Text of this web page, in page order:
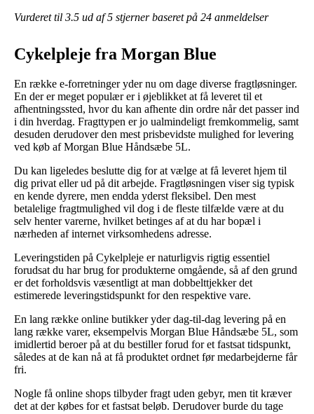
Vurderet til 3.5 ud af 5 stjerner baseret på 24 anmeldelser
Cykelpleje fra Morgan Blue
En række e-forretninger yder nu om dage diverse fragtløsninger.
En der er meget populær er i øjeblikket at få leveret til et
afhentningssted, hvor du kan afhente din ordre når det passer ind
i din hverdag. Fragttypen er jo ualmindeligt fremkommelig, samt
desuden derudover den mest prisbevidste mulighed for levering
ved køb af Morgan Blue Håndsæbe 5L.
Du kan ligeledes beslutte dig for at vælge at få leveret hjem til
dig privat eller ud på dit arbejde. Fragtløsningen viser sig typisk
en kende dyrere, men endda yderst fleksibel. Den mest
betalelige fragtmulighed vil dog i de fleste tilfælde være at du
selv henter varerne, hvilket betinges af at du har bopæl i
nærheden af internet virksomhedens adresse.
Leveringstiden på Cykelpleje er naturligvis rigtig essentiel
forudsat du har brug for produkterne omgående, så af den grund
er det forholdsvis væsentligt at man dobbelttjekker det
estimerede leveringstidspunkt for den respektive vare.
En lang række online butikker yder dag-til-dag levering på en
lang række varer, eksempelvis Morgan Blue Håndsæbe 5L, som
imidlertid beroer på at du bestiller forud for et fastsat tidspunkt,
således at de kan nå at få produktet ordnet før medarbejderne får
fri.
Nogle få online shops tilbyder fragt uden gebyr, men tit kræver
det at der købes for et fastsat beløb. Derudover burde du tage